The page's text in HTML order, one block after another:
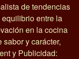
de tendencias
entre la
en la cocina
sabor y carácter,
y Publicidad: